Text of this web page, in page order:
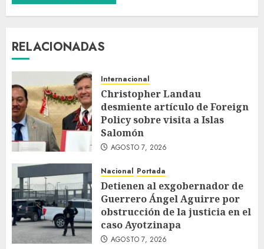
RELACIONADAS
Internacional
Christopher Landau
desmiente artículo de Foreign
Policy sobre visita a Islas
Salomón
AGOSTO 7, 2026
Nacional Portada
Detienen al exgobernador de
Guerrero Ángel Aguirre por
obstrucción de la justicia en el
caso Ayotzinapa
AGOSTO 7, 2026